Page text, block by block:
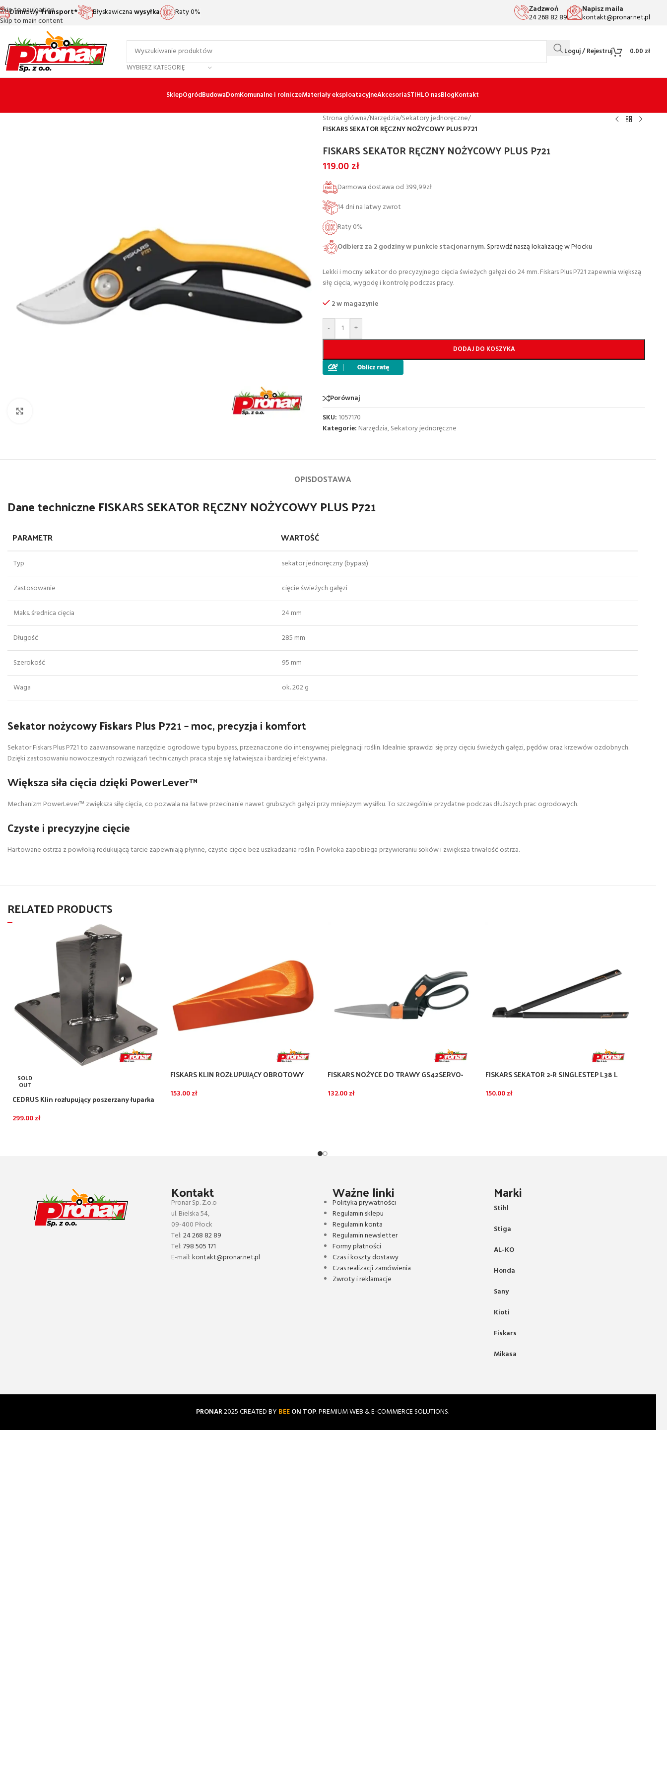
Skip to navigation
Skip to main content
DarmowyTransport* Błyskawicznawysyłka Raty 0% Zadzwoń
24 268 82 89
Napisz maila
kontakt@pronar.net.pl
WYBIERZ KATEGORIĘ
Loguj / Rejestruj 0.00 zł
SklepOgródBudowaDomKomunalne i rolniczeMateriały eksploatacyjneAkcesoriaSTIHLO nasBlogKontakt
Strona główna/Narzędzia/Sekatory jednoręczne/
FISKARS SEKATOR RĘCZNY NOŻYCOWY PLUS P721
FISKARS SEKATOR RĘCZNY NOŻYCOWY PLUS P721
119.00zł
Darmowa dostawa od 399,99zł
14 dni na latwy zwrot
Raty 0%
Odbierz za 2 godziny w punkcie stacjonarnym.Sprawdź naszą lokalizację w Płocku
Lekki i mocny sekator do precyzyjnego cięcia świeżych gałęzi do 24 mm. Fiskars Plus P721 zapewnia większą
siłę cięcia, wygodę i kontrolę podczas pracy.
2 w magazynie
- +
DODAJ DO KOSZYKA
Porównaj
SKU: 1057170
Kategorie: Narzędzia,Sekatory jednoręczne
OPISDOSTAWA
Dane techniczne FISKARS SEKATOR RĘCZNY NOŻYCOWY PLUS P721
PARAMETR WARTOŚĆ
Typ sekator jednoręczny (bypass)
Zastosowanie cięcie świeżych gałęzi
Maks. średnica cięcia 24 mm
Długość 285 mm
Szerokość 95 mm
Waga ok. 202 g
Sekator nożycowy Fiskars Plus P721 – moc, precyzja i komfort
Sekator Fiskars Plus P721 to zaawansowane narzędzie ogrodowe typu bypass, przeznaczone do intensywnej pielęgnacji roślin. Idealnie sprawdzi się przy cięciu świeżych gałęzi, pędów oraz krzewów ozdobnych.
Dzięki zastosowaniu nowoczesnych rozwiązań technicznych praca staje się łatwiejsza i bardziej efektywna.
Większa siła cięcia dzięki PowerLever™
Mechanizm PowerLever™ zwiększa siłę cięcia, co pozwala na łatwe przecinanie nawet grubszych gałęzi przy mniejszym wysiłku. To szczególnie przydatne podczas dłuższych prac ogrodowych.
Czyste i precyzyjne cięcie
Hartowane ostrza z powłoką redukującą tarcie zapewniają płynne, czyste cięcie bez uszkadzania roślin. Powłoka zapobiega przywieraniu soków i zwiększa trwałość ostrza.
RELATED PRODUCTS
SOLD
OUT
CEDRUS Klin rozłupujący poszerzany łuparka
299.00zł
FISKARS KLIN ROZŁUPUJĄCY OBROTOWY
153.00zł
FISKARS NOŻYCE DO TRAWY GS42SERVO-
132.00zł
FISKARS SEKATOR 2-R SINGLESTEP L38 L
150.00zł
Kontakt
Pronar Sp. Z.o.o
ul. Bielska 54,
09-400 Płock
Tel:24 268 82 89
Tel:798 505 171
E-mail:kontakt@pronar.net.pl
Ważne linki
Polityka prywatności
Regulamin sklepu
Regulamin konta
Regulamin newsletter
Formy płatności
Czas i koszty dostawy
Czas realizacji zamówienia
Zwroty i reklamacje
Marki
Stihl
Stiga
AL-KO
Honda
Sany
Kioti
Fiskars
Mikasa
PRONAR2025 CREATED BY BEEON TOP. PREMIUM WEB & E-COMMERCE SOLUTIONS.